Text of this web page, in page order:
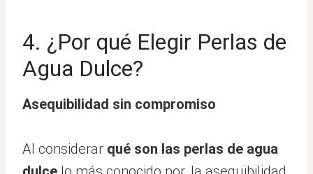
4. ¿Por qué Elegir Perlas de
Agua Dulce?
Asequibilidad sin compromiso
Al considerar qué son las perlas de agua